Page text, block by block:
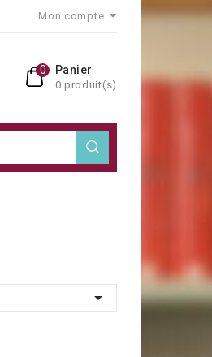
Mon compte
Panier
0 produit(s)
0
